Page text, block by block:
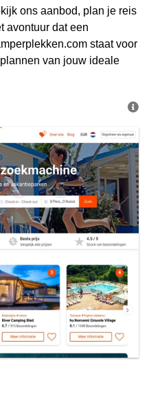
ons aanbod, plan je reis
avontuur dat een
staat voor
van jouw ideale